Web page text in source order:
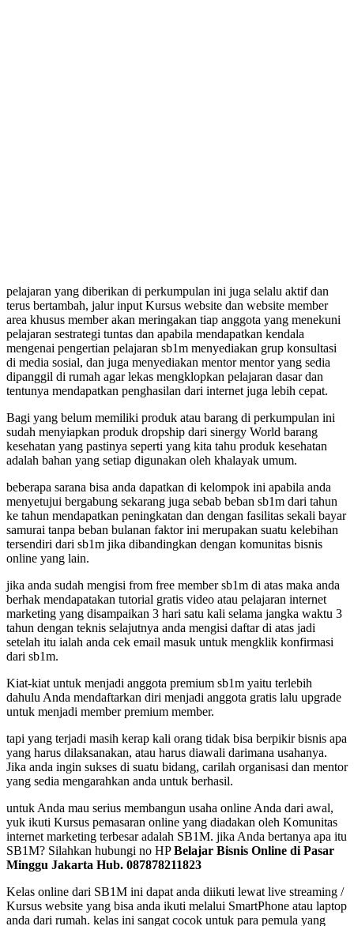
pelajaran yang diberikan di perkumpulan ini juga selalu aktif dan
terus bertambah, jalur input Kursus website dan website member
area khusus member akan meringakan tiap anggota yang menekuni
pelajaran sestrategi tuntas dan apabila mendapatkan kendala
mengenai pengertian pelajaran sb1m menyediakan grup konsultasi
di media sosial, dan juga menyediakan mentor mentor yang sedia
dipanggil di rumah agar lekas mengklopkan pelajaran dasar dan
tentunya mendapatkan penghasilan dari internet juga lebih cepat.
Bagi yang belum memiliki produk atau barang di perkumpulan ini
sudah menyiapkan produk dropship dari sinergy World barang
kesehatan yang pastinya seperti yang kita tahu produk kesehatan
adalah bahan yang setiap digunakan oleh khalayak umum.
beberapa sarana bisa anda dapatkan di kelompok ini apabila anda
menyetujui bergabung sekarang juga sebab beban sb1m dari tahun
ke tahun mendapatkan peningkatan dan dengan fasilitas sekali bayar
samurai tanpa beban bulanan faktor ini merupakan suatu kelebihan
tersendiri dari sb1m jika dibandingkan dengan komunitas bisnis
online yang lain.
jika anda sudah mengisi from free member sb1m di atas maka anda
berhak mendapatakan tutorial gratis video atau pelajaran internet
marketing yang disampaikan 3 hari satu kali selama jangka waktu 3
tahun dengan teknis selajutnya anda mengisi daftar di atas jadi
setelah itu ialah anda cek email masuk untuk mengklik konfirmasi
dari sb1m.
Kiat-kiat untuk menjadi anggota premium sb1m yaitu terlebih
dahulu Anda mendaftarkan diri menjadi anggota gratis lalu upgrade
untuk menjadi member premium member.
tapi yang terjadi masih kerap kali orang tidak bisa berpikir bisnis apa
yang harus dilaksanakan, atau harus diawali darimana usahanya.
Jika anda ingin sukses di suatu bidang, carilah organisasi dan mentor
yang sedia mengarahkan anda untuk berhasil.
untuk Anda mau serius membangun usaha online Anda dari awal,
yuk ikuti Kursus pemasaran online yang diadakan oleh Komunitas
internet marketing terbesar adalah SB1M. jika Anda bertanya apa itu
SB1M? Silahkan hubungi no HPBelajar Bisnis Online di Pasar
Minggu Jakarta Hub. 087878211823
Kelas online dari SB1M ini dapat anda diikuti lewat live streaming /
Kursus website yang bisa anda ikuti melalui SmartPhone atau laptop
anda dari rumah. kelas ini sangat cocok untuk para pemula yang